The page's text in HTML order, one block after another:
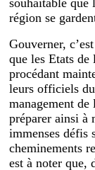
région se
Gouverner,
que les Etats de
procédant
leurs officiels
management
préparer ainsi à
immenses défis
cheminements
est à noter que,